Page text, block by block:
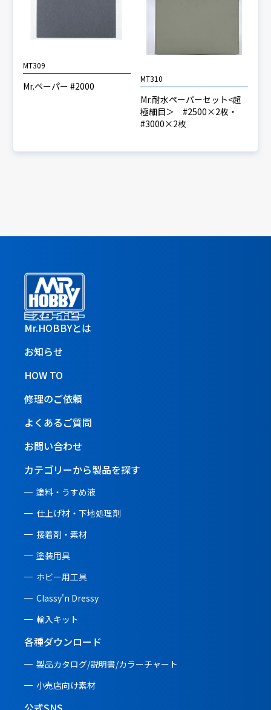
MT309
Mr.ペーパー #2000
MT310
Mr.耐水ペーパーセット<超
極細目＞ #2500×2枚・
#3000×2枚
Mr.HOBBYとは
お知らせ
HOW TO
修理のご依頼
よくあるご質問
お問い合わせ
カテゴリーから製品を探す
塗料・うすめ液
仕上げ材・下地処理剤
接着剤・素材
塗装用具
ホビー用工具
Classy'n Dressy
輸入キット
各種ダウンロード
製品カタログ/説明書/カラーチャート
小売店向け素材